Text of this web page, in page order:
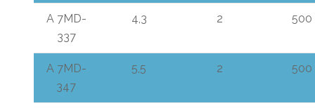
A 7MD-
337
4,3 2 500
A 7MD-
347
5,5 2 500